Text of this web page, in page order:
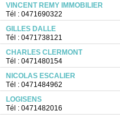
VINCENT REMY IMMOBILIER
Tél : 0471690322
GILLES DALLE
Tél : 0471738121
CHARLES CLERMONT
Tél : 0471480154
NICOLAS ESCALIER
Tél : 0471484962
LOGISENS
Tél : 0471482016